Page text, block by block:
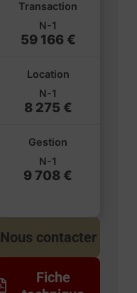
Transaction
N-1
59 166 €
Location
N-1
8 275 €
Gestion
N-1
9 708 €
Nous contacter
Fiche